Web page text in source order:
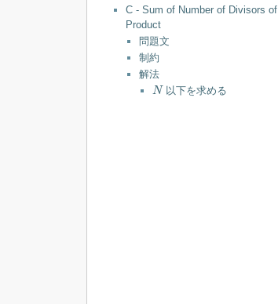
C - Sum of Number of Divisors of
Product
問題文
制約
解法
N
N 以下を求める